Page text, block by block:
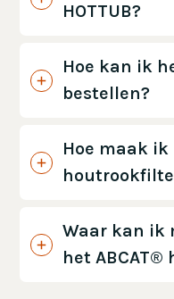
HOTTUB?
Hoe kan ik
bestellen?
Hoe maak
Waar kan ik
het